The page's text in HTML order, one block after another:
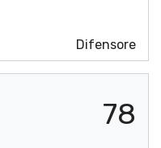
Difensore
78